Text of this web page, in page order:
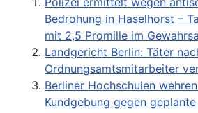
Bedrohung in Haselhorst –
mit 2,5 Promille im
Landgericht Berlin: Täter
Ordnungsamtsmitarbeiter
Berliner Hochschulen
Kundgebung gegen